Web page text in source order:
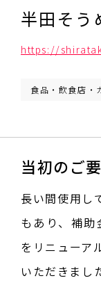
半田そう
https://
食品・飲食店・
当初のご
長い間使用し
もあり、補助
をリニューア
いただきまし